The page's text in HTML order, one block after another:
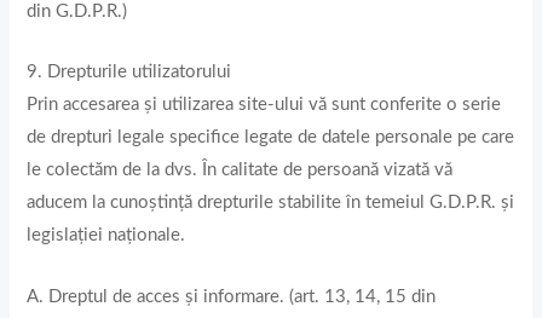
din G.D.P.R.)
9. Drepturile utilizatorului
Prin accesarea și utilizarea site-ului vă sunt conferite o serie
de drepturi legale specifice legate de datele personale pe care
le colectăm de la dvs. În calitate de persoană vizată vă
aducem la cunoștință drepturile stabilite în temeiul G.D.P.R. și
legislației naționale.
A. Dreptul de acces și informare. (art. 13, 14, 15 din